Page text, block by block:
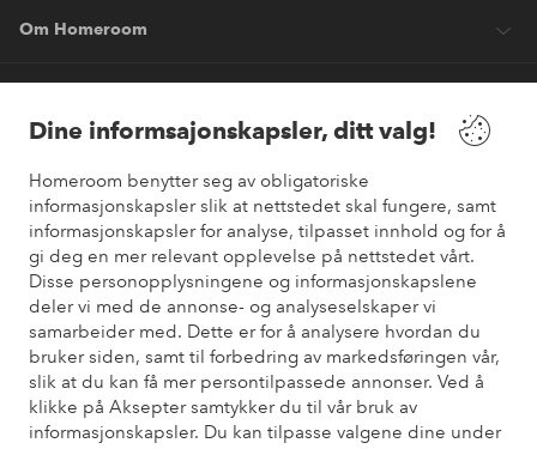
Dine informsajonskapsler, ditt valg!
Homeroom benytter seg av obligatoriske
informasjonskapsler slik at nettstedet skal fungere, samt
informasjonskapsler for analyse, tilpasset innhold og for å
gi deg en mer relevant opplevelse på nettstedet vårt.
Disse personopplysningene og informasjonskapslene
deler vi med de annonse- og analyseselskaper vi
samarbeider med. Dette er for å analysere hvordan du
bruker siden, samt til forbedring av markedsføringen vår,
slik at du kan få mer persontilpassede annonser. Ved å
klikke på Aksepter samtykker du til vår bruk av
informasjonskapsler. Du kan tilpasse valgene dine under
Om Homeroom
Venner
Sikre betalinger
Vil du vite mer om våre betalingsalternativer?
elpy